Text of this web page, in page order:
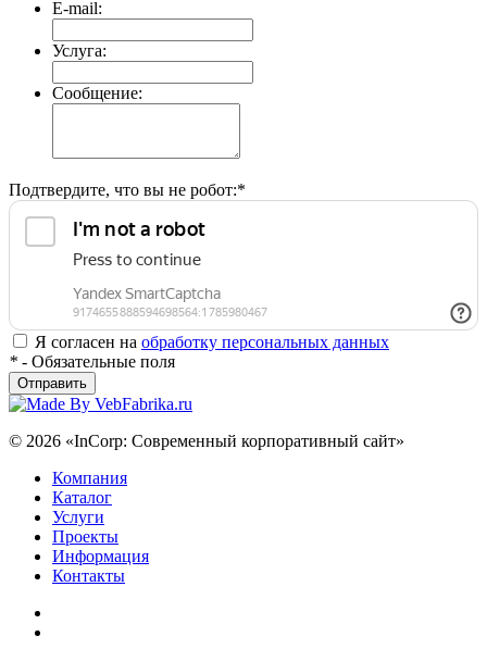
E-mail:
Услуга:
Сообщение:
Подтвердите, что вы не робот:*
Я согласен на обработку персональных данных
* - Обязательные поля
Отправить
© 2026 «InCorp: Современный корпоративный сайт»
Компания
Каталог
Услуги
Проекты
Информация
Контакты